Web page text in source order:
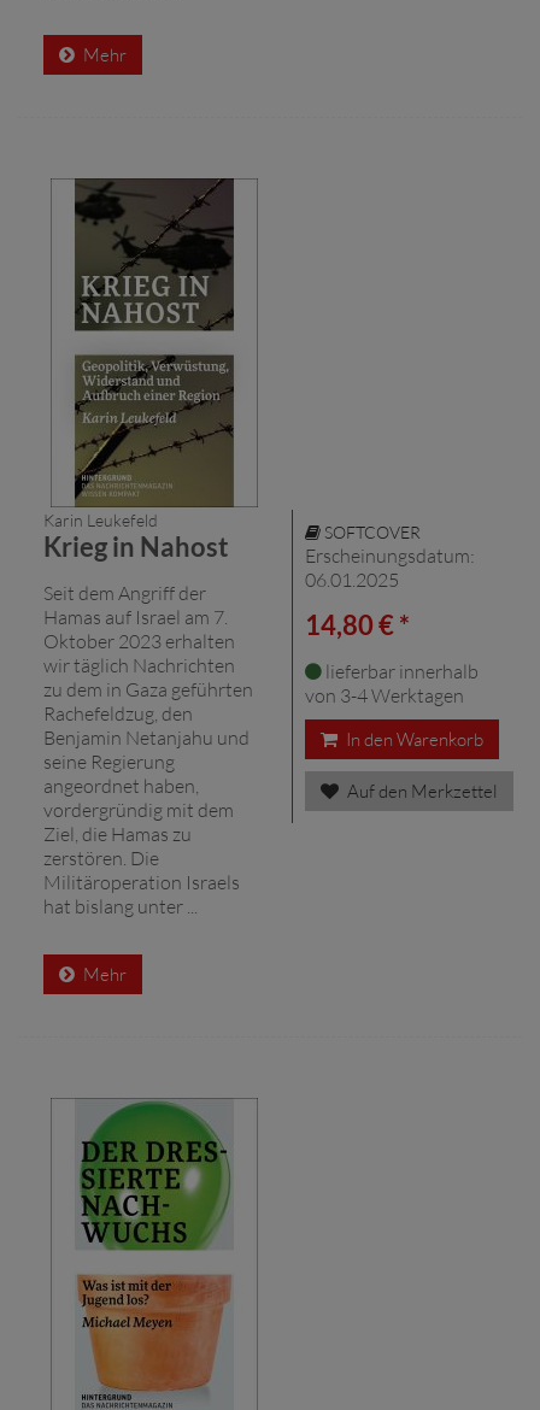
Mehr
Karin Leukefeld
Krieg in Nahost
Seit dem Angriff der
Hamas auf Israel am 7.
Oktober 2023 erhalten
wir täglich Nachrichten
zu dem in Gaza geführten
Rachefeldzug, den
Benjamin Netanjahu und
seine Regierung
angeordnet haben,
vordergründig mit dem
Ziel, die Hamas zu
zerstören. Die
Militäroperation Israels
hat bislang unter ...
Mehr
SOFTCOVER
Erscheinungsdatum:
06.01.2025
14,80 € *
lieferbar innerhalb
von 3-4 Werktagen
In den Warenkorb
Auf den Merkzettel